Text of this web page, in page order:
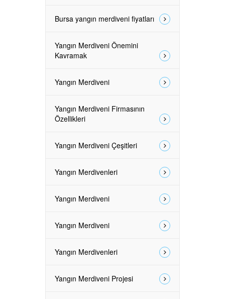
Bursa yangın merdiveni fiyatları
Yangın Merdiveni Önemini
Kavramak
Yangın Merdiveni
Yangın Merdiveni Firmasının
Özellikleri
Yangın Merdiveni Çeşitleri
Yangın Merdivenleri
Yangın Merdiveni
Yangın Merdiveni
Yangın Merdivenleri
Yangın Merdiveni Projesi